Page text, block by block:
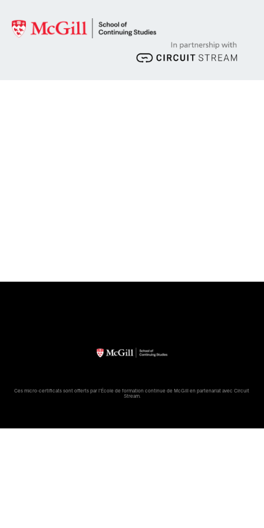
Ces micro-certificats sont offerts par l'École de formation continue de McGill en partenariat avec Circuit
Stream.